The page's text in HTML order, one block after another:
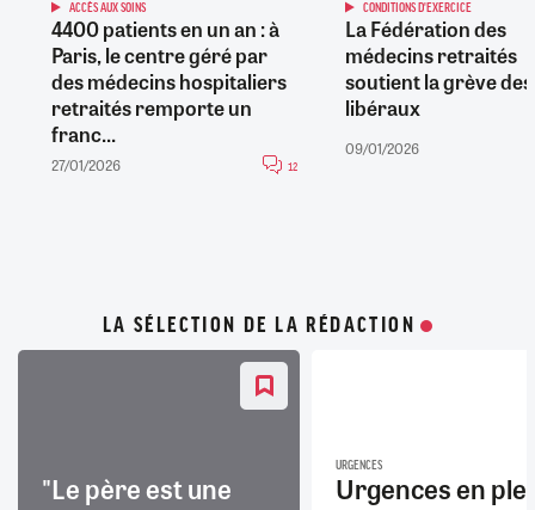
ACCÈS AUX SOINS
4400 patients en un an : à
Paris, le centre géré par
des médecins hospitaliers
retraités remporte un
franc...
27/01/2026 12
CONDITIONS D'EXERCICE
La Fédération des
médecins retraités
soutient la grève des
libéraux
09/01/2026
LA SÉLECTION DE LA RÉDACTION
"Le père est une
URGENCES
Urgences en